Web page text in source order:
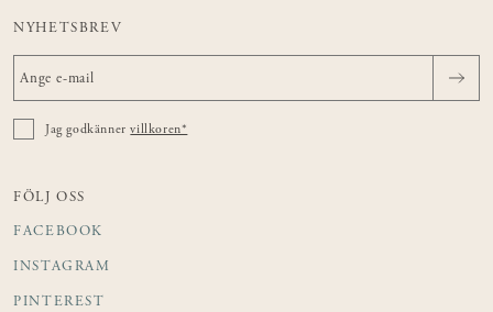
NYHETSBREV
Jag godkännervillkoren*
FÖLJ OSS
FACEBOOK
INSTAGRAM
PINTEREST